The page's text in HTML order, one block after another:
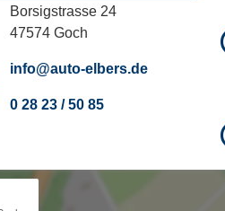
Borsigstrasse 24
47574 Goch
info@auto-elbers.de
0 28 23 / 50 85